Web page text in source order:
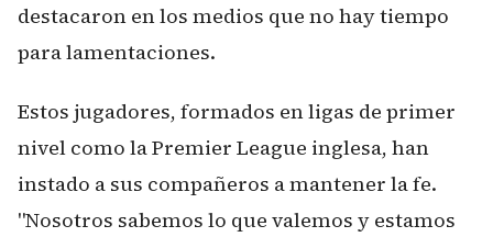
destacaron en los medios que no hay tiempo
para lamentaciones.
Estos jugadores, formados en ligas de primer
nivel como la Premier League inglesa, han
instado a sus compañeros a mantener la fe.
"Nosotros sabemos lo que valemos y estamos